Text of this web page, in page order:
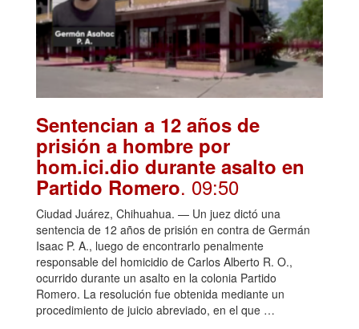
Sentencian a 12 años de
prisión a hombre por
hom.ici.dio durante asalto en
Partido Romero. 09:50
Ciudad Juárez, Chihuahua. — Un juez dictó una
sentencia de 12 años de prisión en contra de Germán
Isaac P. A., luego de encontrarlo penalmente
responsable del homicidio de Carlos Alberto R. O.,
ocurrido durante un asalto en la colonia Partido
Romero. La resolución fue obtenida mediante un
procedimiento de juicio abreviado, en el que …